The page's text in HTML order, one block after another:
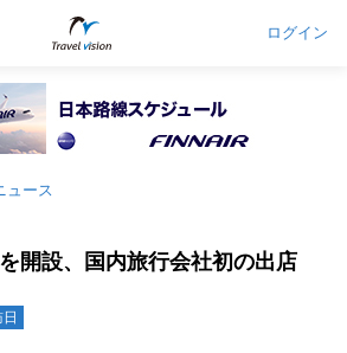
ログイン
ュース
開設、国内旅行会社初の出店